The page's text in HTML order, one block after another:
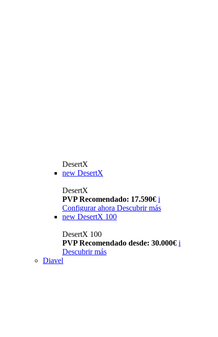
DesertX
new DesertX
DesertX
PVP Recomendado: 17.590€ i
Configurar ahora Descubrir más
new DesertX 100
DesertX 100
PVP Recomendado desde: 30.000€ i
Descubrir más
Diavel